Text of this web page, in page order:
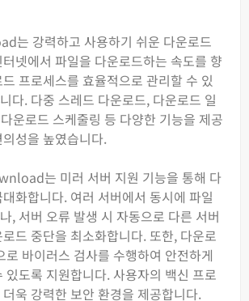
는 강력하고 사용하기 쉬운 다운로드
넷에서 파일을 다운로드하는 속도를 향
프로세스를 효율적으로 관리할 수 있
다. 다중 스레드 다운로드, 다운로드 일
운로드 스케줄링 등 다양한 기능을 제공
성을 높였습니다.
는 미러 서버 지원 기능을 통해 다
화합니다. 여러 서버에서 동시에 파일
, 서버 오류 발생 시 자동으로 다른 서버
드 중단을 최소화합니다. 또한, 다운로
로 바이러스 검사를 수행하여 안전하게
있도록 지원합니다. 사용자의 백신 프로
욱 강력한 보안 환경을 제공합니다.